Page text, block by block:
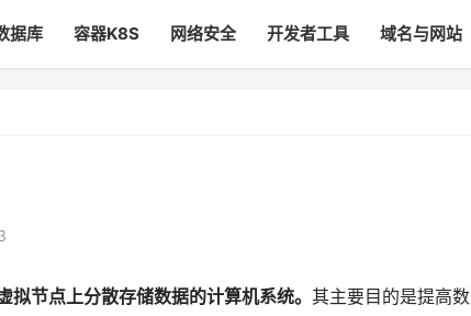
据库 容器K8S 网络安全 开发者工具 域名与网站
节点上分散存储数据的计算机系统。 其主要目的是提高数